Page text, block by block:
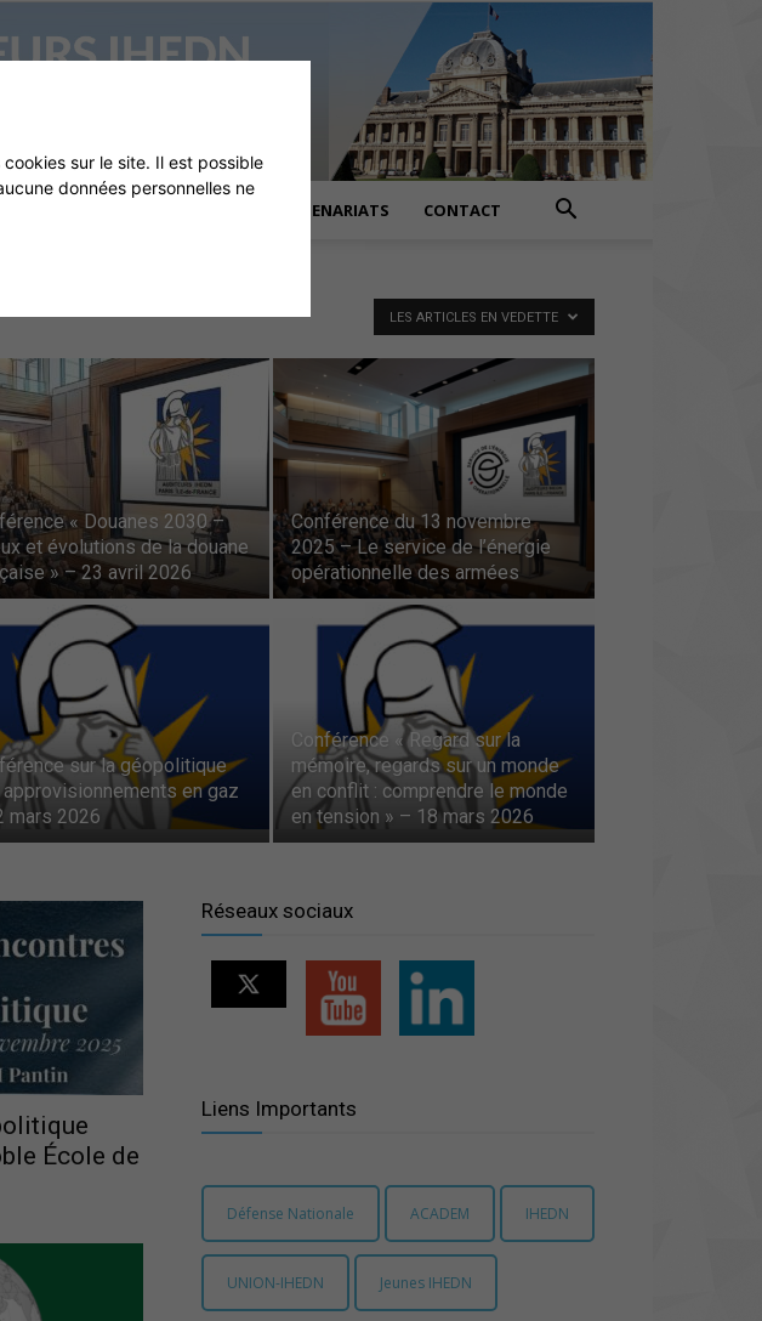
PARTENARIATS CONTACT
LES ARTICLES EN VEDETTE
« Douanes 2030 –
et évolutions de la douane
» – 23 avril 2026
Conférence du 13 novembre
2025 – Le service de l’énergie
opérationnelle des armées
sur la géopolitique
en gaz
mars 2026
Conférence « Regard sur la
mémoire, regards sur un monde
en conflit : comprendre le monde
en tension » – 18 mars 2026
École de
Réseaux sociaux
Liens Importants
Défense Nationale ACADEM IHEDN
UNION-IHEDN Jeunes IHEDN
sur le site. Il est possible
données personnelles ne